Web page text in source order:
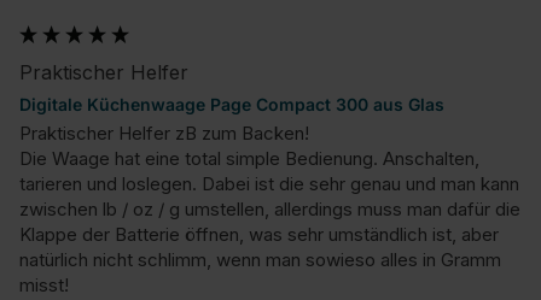
Praktischer Helfer
Digitale Küchenwaage Page Compact 300 aus Glas
Praktischer Helfer zB zum Backen!
Die Waage hat eine total simple Bedienung. Anschalten,
tarieren und loslegen. Dabei ist die sehr genau und man kann
zwischen lb / oz / g umstellen, allerdings muss man dafür die
Klappe der Batterie öffnen, was sehr umständlich ist, aber
natürlich nicht schlimm, wenn man sowieso alles in Gramm
misst!